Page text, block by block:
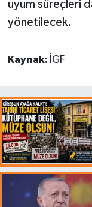
uyum süreçleri
yönetilecek.
Kaynak: İGF